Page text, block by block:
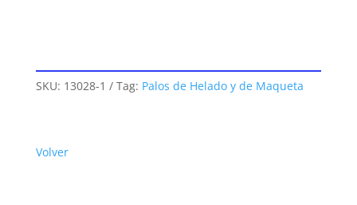
SKU: 13028-1 Tag: Palos de Helado y de Maqueta
Volver